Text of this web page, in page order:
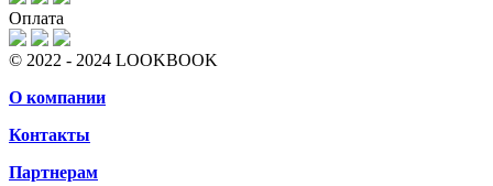
Оплата
© 2022 - 2024 LOOKBOOK
О компании
Контакты
Партнерам